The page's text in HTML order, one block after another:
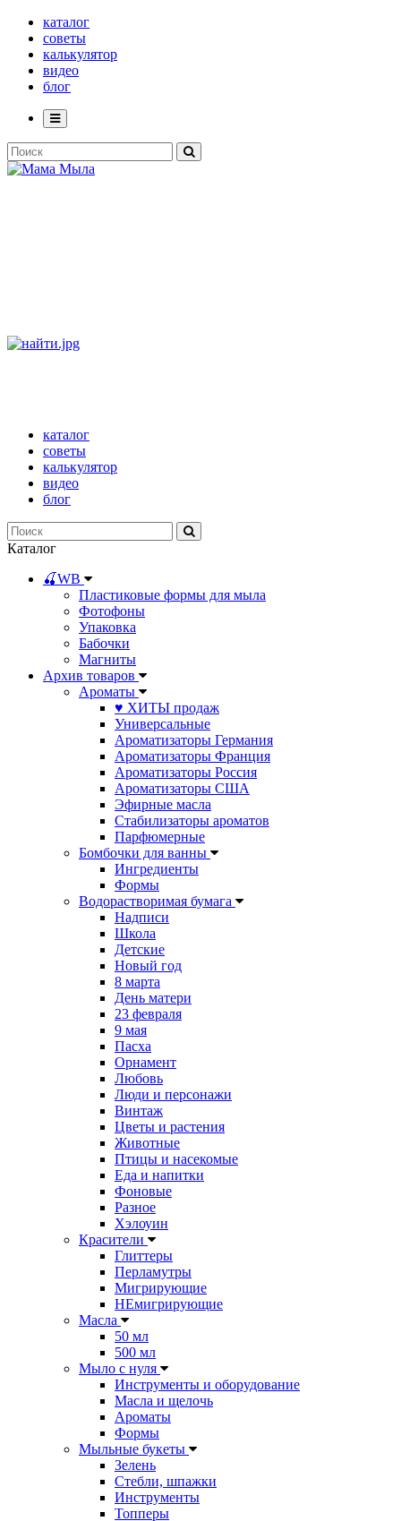
каталог
советы
калькулятор
видео
блог
каталог
советы
калькулятор
видео
блог
Каталог
🍒WB
Пластиковые формы для мыла
Фотофоны
Упаковка
Бабочки
Магниты
Архив товаров
Ароматы
♥ ХИТЫ продаж
Универсальные
Ароматизаторы Германия
Ароматизаторы Франция
Ароматизаторы Россия
Ароматизаторы США
Эфирные масла
Стабилизаторы ароматов
Парфюмерные
Бомбочки для ванны
Ингредиенты
Формы
Водорастворимая бумага
Надписи
Школа
Детские
Новый год
8 марта
День матери
23 февраля
9 мая
Пасха
Орнамент
Любовь
Люди и персонажи
Винтаж
Цветы и растения
Животные
Птицы и насекомые
Еда и напитки
Фоновые
Разное
Хэлоуин
Красители
Глиттеры
Перламутры
Мигрирующие
НЕмигрирующие
Масла
50 мл
500 мл
Мыло с нуля
Инструменты и оборудование
Масла и щелочь
Ароматы
Формы
Мыльные букеты
Зелень
Стебли, шпажки
Инструменты
Топперы